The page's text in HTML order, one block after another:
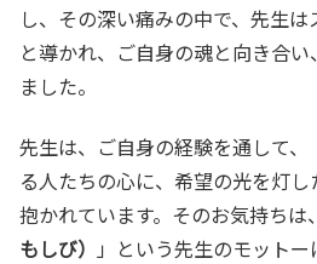
し、その深い痛みの中で、先生
と導かれ、ご自身の魂と向き合
ました。
先生は、ご自身の経験を通して
る人たちの心に、希望の光を灯
抱かれています。そのお気持ちは
もしび） 」という先生のモット